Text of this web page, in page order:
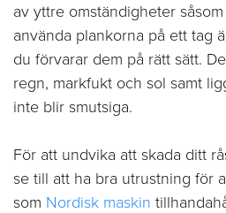
av yttre omständigheter
använda plankorna på ett tag
du förvarar dem på rätt sätt.
regn, markfukt och sol samt
inte blir smutsiga.
För att undvika att skada ditt
se till att ha bra utrustning för
som Nordisk maskin